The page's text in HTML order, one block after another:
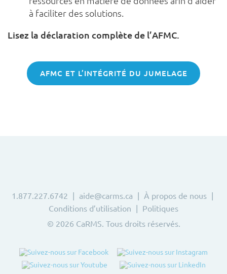
à faciliter des solutions.
Lisez la déclaration complète de l’AFMC.
AFMC ET L’INTÉGRITÉ DU JUMELAGE
1.877.227.6742 aide@carms.ca
À propos de nous
Conditions d’utilisation
Politiques
© 2026 CaRMS. Tous droits réservés.